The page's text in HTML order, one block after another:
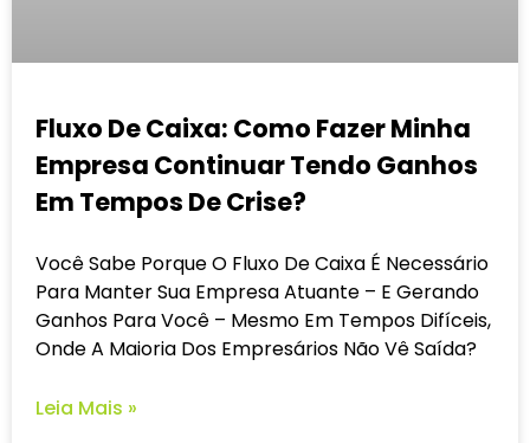
Fluxo De Caixa: Como Fazer Minha
Empresa Continuar Tendo Ganhos
Em Tempos De Crise?
Você Sabe Porque O Fluxo De Caixa É Necessário
Para Manter Sua Empresa Atuante – E Gerando
Ganhos Para Você – Mesmo Em Tempos Difíceis,
Onde A Maioria Dos Empresários Não Vê Saída?
Leia Mais »